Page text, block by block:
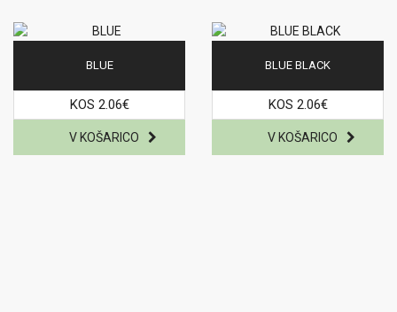
BLUE
KOS 2.06€
BLUE BLACK
KOS 2.06€